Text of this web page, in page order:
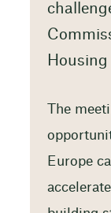
Housing
The
Europe